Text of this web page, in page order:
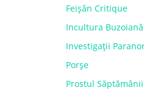
Feișăn Critique
Incultura Buzoiană
Investigații
Porșe
Prostul Săptămânii